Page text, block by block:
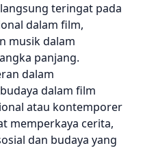
teringat pada
dalam film,
musik dalam
panjang.
dalam
dalam film
atau kontemporer
memperkaya cerita,
dan budaya yang